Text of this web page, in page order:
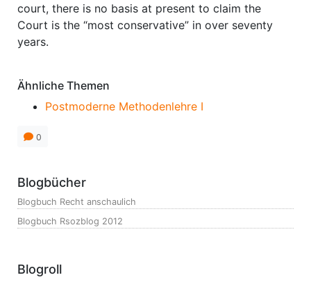
court, there is no basis at present to claim the
Court is the “most conservative” in over seventy
years.
Ähnliche Themen
Postmoderne Methodenlehre I
0
Blogbücher
Blogbuch Recht anschaulich
Blogbuch Rsozblog 2012
Blogroll